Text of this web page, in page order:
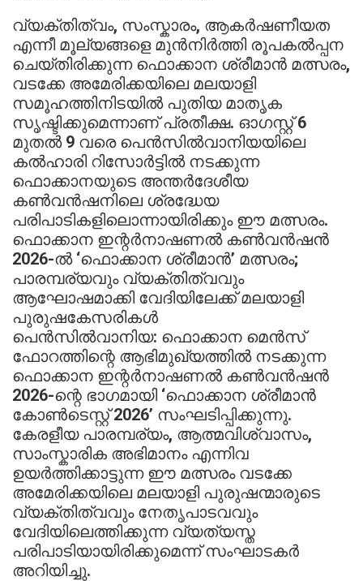
വ്യക്തിത്വം, സംസ്കാരം, ആകർഷണീയത
എന്നീ മൂല്യങ്ങളെ മുൻനിർത്തി രൂപകൽപ്പന
ചെയ്തിരിക്കുന്ന ഫൊക്കാന ശ്രീമാൻ മത്സരം,
വടക്കേ അമേരിക്കയിലെ മലയാളി
സമൂഹത്തിനിടയിൽ പുതിയ മാതൃക
സൃഷ്ടിക്കുമെന്നാണ് പ്രതീക്ഷ. ഓഗസ്റ്റ് 6
മുതൽ 9 വരെ പെൻസിൽവാനിയയിലെ
കൽഹാരി റിസോർട്ടിൽ നടക്കുന്ന
ഫൊക്കാനയുടെ അന്തർദേശീയ
കൺവൻഷനിലെ ശ്രദ്ധേയ
പരിപാടികളിലൊന്നായിരിക്കും ഈ മത്സരം.
ഫൊക്കാന ഇന്റർനാഷണൽ കൺവൻഷൻ
2026-ൽ ‘ഫൊക്കാന ശ്രീമാൻ’ മത്സരം;
പാരമ്പര്യവും വ്യക്തിത്വവും
ആഘോഷമാക്കി വേദിയിലേക്ക് മലയാളി
പുരുഷകേസരികൾ
പെൻസിൽവാനിയ: ഫൊക്കാന മെൻസ്
ഫോറത്തിന്റെ ആഭിമുഖ്യത്തിൽ നടക്കുന്ന
ഫൊക്കാന ഇന്റർനാഷണൽ കൺവൻഷൻ
2026-ന്റെ ഭാഗമായി ‘ഫൊക്കാന ശ്രീമാൻ
കോൺടെസ്റ്റ് 2026’ സംഘടിപ്പിക്കുന്നു.
കേരളീയ പാരമ്പര്യം, ആത്മവിശ്വാസം,
സാംസ്കാരിക അഭിമാനം എന്നിവ
ഉയർത്തിക്കാട്ടുന്ന ഈ മത്സരം വടക്കേ
അമേരിക്കയിലെ മലയാളി പുരുഷന്മാരുടെ
വ്യക്തിത്വവും നേതൃപാടവവും
വേദിയിലെത്തിക്കുന്ന വ്യത്യസ്ത
പരിപാടിയായിരിക്കുമെന്ന് സംഘാടകർ
അറിയിച്ചു.